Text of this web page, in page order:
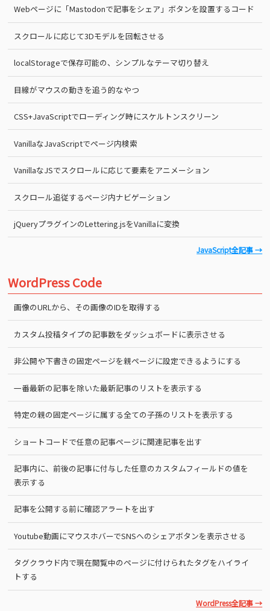
Webページに「Mastodonで記事をシェア」ボタンを設置するコード
スクロールに応じて3Dモデルを回転させる
localStorageで保存可能の、シンプルなテーマ切り替え
目線がマウスの動きを追う的なやつ
CSS+JavaScriptでローディング時にスケルトンスクリーン
VanillaなJavaScriptでページ内検索
VanillaなJSでスクロールに応じて要素をアニメーション
スクロール追従するページ内ナビゲーション
jQueryプラグインのLettering.jsをVanillaに変換
JavaScript全記事 →
WordPress Code
画像のURLから、その画像のIDを取得する
カスタム投稿タイプの記事数をダッシュボードに表示させる
非公開や下書きの固定ページを親ページに設定できるようにする
一番最新の記事を除いた最新記事のリストを表示する
特定の親の固定ページに属する全ての子孫のリストを表示する
ショートコードで任意の記事ページに関連記事を出す
記事内に、前後の記事に付与した任意のカスタムフィールドの値を
表示する
記事を公開する前に確認アラートを出す
Youtube動画にマウスホバーでSNSへのシェアボタンを表示させる
タグクラウド内で現在閲覧中のページに付けられたタグをハイライ
トする
WordPress全記事 →